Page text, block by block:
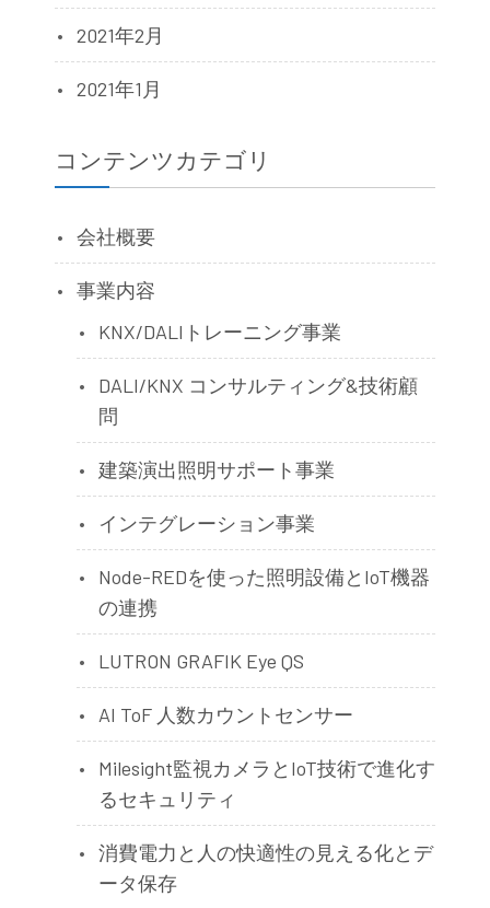
2021年2月
2021年1月
コンテンツカテゴリ
会社概要
事業内容
KNX/DALIトレーニング事業
DALI/KNX コンサルティング&技術顧
問
建築演出照明サポート事業
インテグレーション事業
Node-REDを使った照明設備とIoT機器
の連携
LUTRON GRAFIK Eye QS
AI ToF 人数カウントセンサー
Milesight監視カメラとIoT技術で進化す
るセキュリティ
消費電力と人の快適性の見える化とデ
ータ保存